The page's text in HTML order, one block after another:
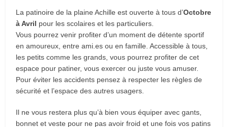
La patinoire de la plaine Achille est ouverte à tous d’Octobre
à Avril pour les scolaires et les particuliers.
Vous pourrez venir profiter d’un moment de détente sportif
en amoureux, entre ami.es ou en famille. Accessible à tous,
les petits comme les grands, vous pourrez profiter de cet
espace pour patiner, vous exercer ou juste vous amuser.
Pour éviter les accidents pensez à respecter les règles de
sécurité et l’espace des autres usagers.
Il ne vous restera plus qu’à bien vous équiper avec gants,
bonnet et veste pour ne pas avoir froid et une fois vos patins